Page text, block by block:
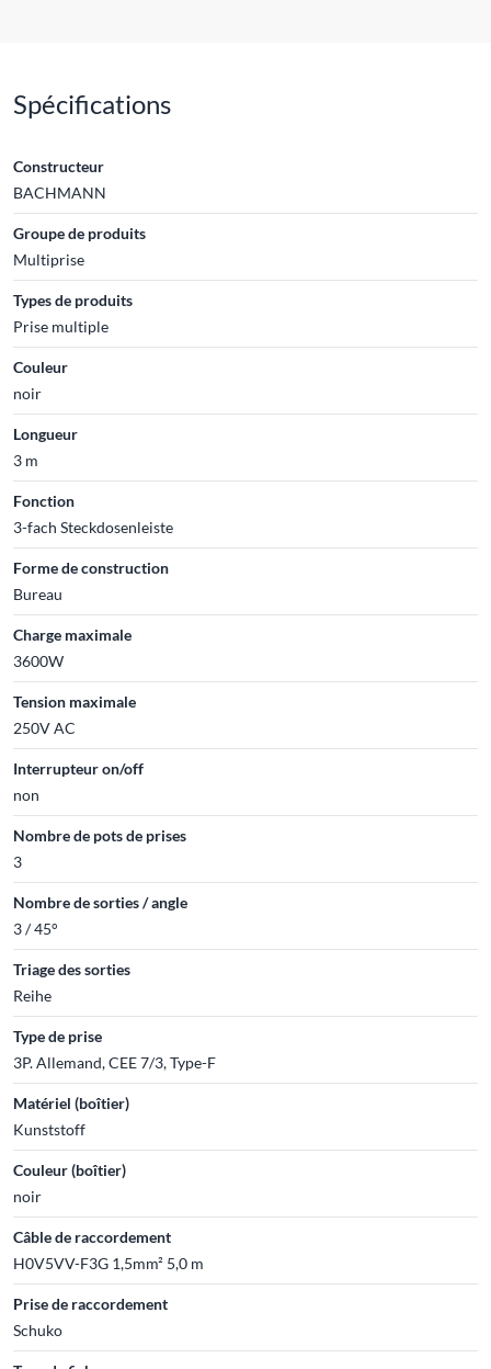
Spécifications
Constructeur
BACHMANN
Groupe de produits
Multiprise
Types de produits
Prise multiple
Couleur
noir
Longueur
3 m
Fonction
3-fach Steckdosenleiste
Forme de construction
Bureau
Charge maximale
3600W
Tension maximale
250V AC
Interrupteur on/off
non
Nombre de pots de prises
3
Nombre de sorties / angle
3 / 45°
Triage des sorties
Reihe
Type de prise
3P. Allemand, CEE 7/3, Type-F
Matériel (boîtier)
Kunststoff
Couleur (boîtier)
noir
Câble de raccordement
H0V5VV-F3G 1,5mm² 5,0 m
Prise de raccordement
Schuko